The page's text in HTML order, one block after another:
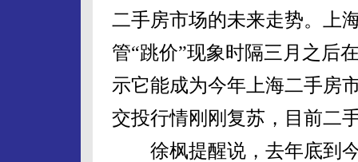
二手房市场的未来走势。上
管“跳价”现象时隔三月之后
示它能成为今年上海二手房
交投行情刚刚复苏，目前二
徐枫提醒说，去年底到今